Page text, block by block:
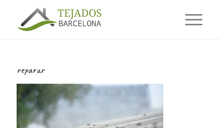
reparar